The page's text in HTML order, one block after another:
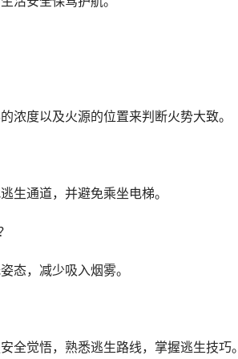
浓度以及火源的位置来判断火势大致。
生通道，并避免乘坐电梯。
态，减少吸入烟雾。
全觉悟，熟悉逃生路线，掌握逃生技巧。